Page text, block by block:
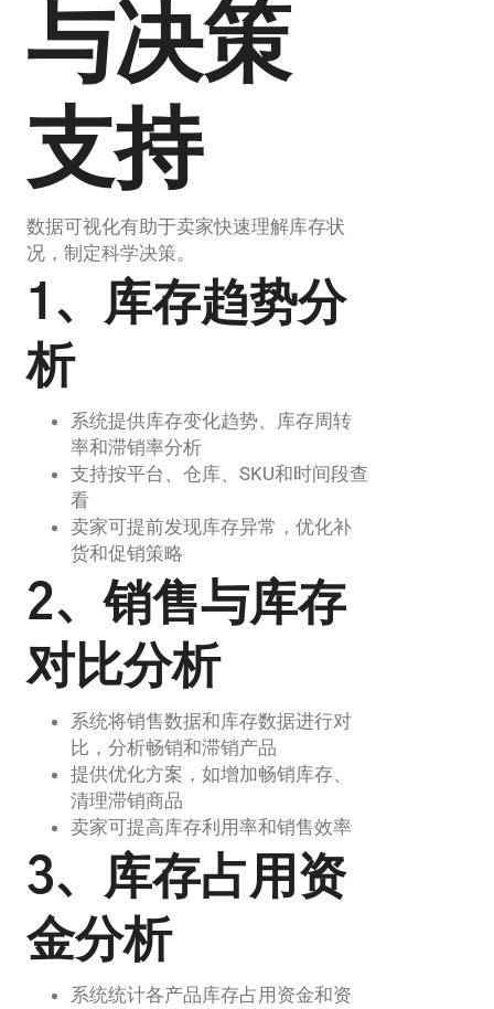
与决策
支持
数据可视化有助于卖家快速理解库存状
况，制定科学决策。
1、库存趋势分
析
系统提供库存变化趋势、库存周转
率和滞销率分析
支持按平台、仓库、SKU和时间段查
看
卖家可提前发现库存异常，优化补
货和促销策略
2、销售与库存
对比分析
系统将销售数据和库存数据进行对
比，分析畅销和滞销产品
提供优化方案，如增加畅销库存、
清理滞销商品
卖家可提高库存利用率和销售效率
3、库存占用资
金分析
系统统计各产品库存占用资金和资